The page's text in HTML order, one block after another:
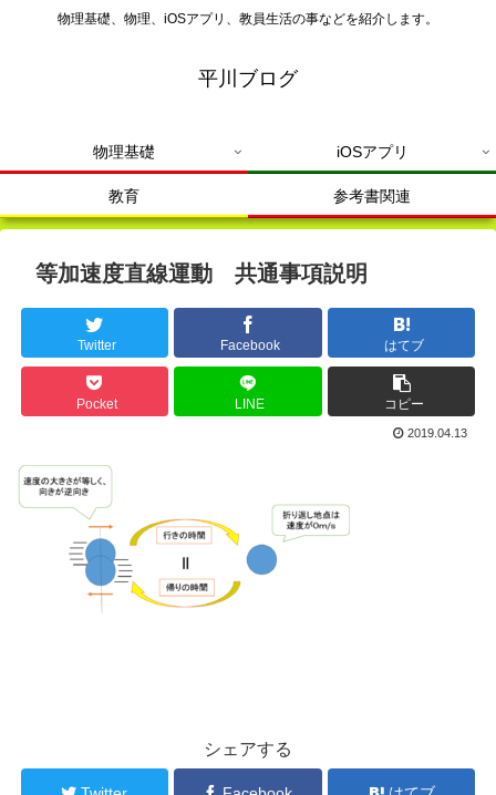
物理基礎、物理、iOSアプリ、教員生活の事などを紹介します。
平川ブログ
物理基礎 iOSアプリ
教育 参考書関連
等加速度直線運動 共通事項説明
Twitter Facebook はてブ
Pocket LINE コピー
2019.04.13
シェアする